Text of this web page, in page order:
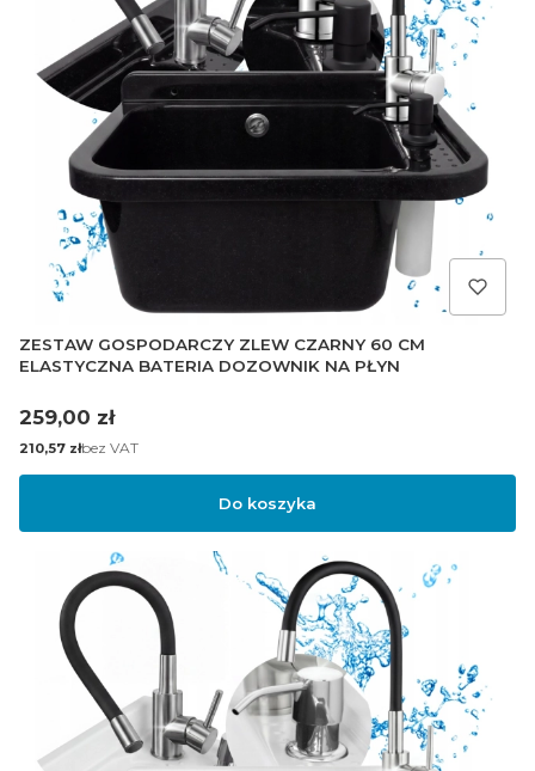
ZESTAW GOSPODARCZY ZLEW CZARNY 60 CM
ELASTYCZNA BATERIA DOZOWNIK NA PŁYN
Cena
259,00 zł
Cena
210,57 złbez VAT
Do koszyka